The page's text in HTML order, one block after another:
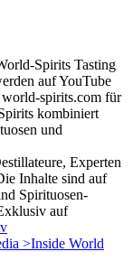
Spirits Tasting
auf YouTube
spirits.com für
kombiniert
und
Experten
Inhalte sind auf
Spirituosen-
auf
>Inside World